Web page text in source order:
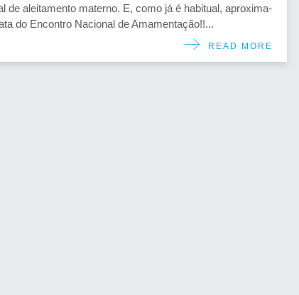
de aleitamento materno. E, como já é habitual, aproxima-
do Encontro Nacional de Amamentação!!...
READ MORE